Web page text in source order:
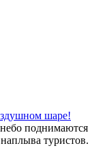
шаре!
поднимаются
туристов.